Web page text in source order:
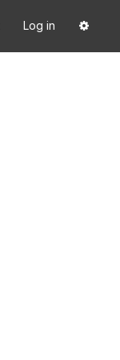
Log in